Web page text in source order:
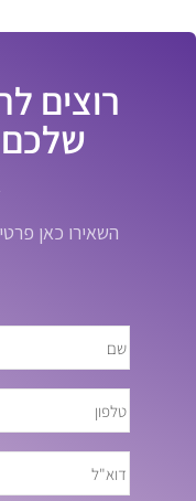
רוצים
שלכם